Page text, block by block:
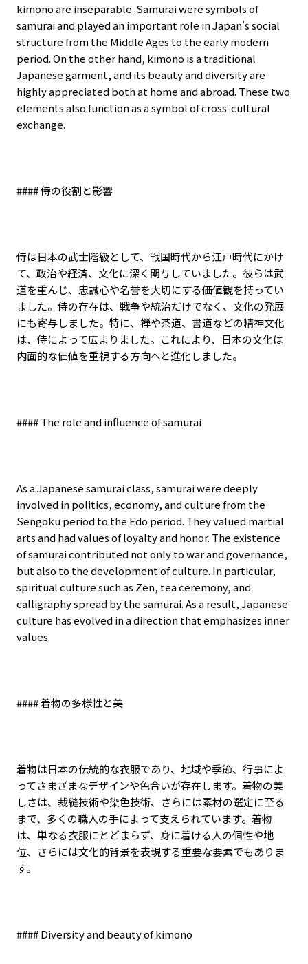
kimono are inseparable. Samurai were symbols of
samurai and played an important role in Japan's social
structure from the Middle Ages to the early modern
period. On the other hand, kimono is a traditional
Japanese garment, and its beauty and diversity are
highly appreciated both at home and abroad. These two
elements also function as a symbol of cross-cultural
exchange.
####侍の役割と影響
侍は日本の武士階級として、戦国時代から江戸時代にかけ
て、政治や経済、文化に深く関与していました。彼らは武
道を重んじ、忠誠心や名誉を大切にする価値観を持ってい
ました。侍の存在は、戦争や統治だけでなく、文化の発展
にも寄与しました。特に、禅や茶道、書道などの精神文化
は、侍によって広まりました。これにより、日本の文化は
内面的な価値を重視する方向へと進化しました。
#### The role and influence of samurai
As a Japanese samurai class, samurai were deeply
involved in politics, economy, and culture from the
Sengoku period to the Edo period. They valued martial
arts and had values of loyalty and honor. The existence
of samurai contributed not only to war and governance,
but also to the development of culture. In particular,
spiritual culture such as Zen, tea ceremony, and
calligraphy spread by the samurai. As a result, Japanese
culture has evolved in a direction that emphasizes inner
values.
####着物の多様性と美
着物は日本の伝統的な衣服であり、地域や季節、行事によ
ってさまざまなデザインや色合いが存在します。着物の美
しさは、裁縫技術や染色技術、さらには素材の選定に至る
まで、多くの職人の手によって支えられています。着物
は、単なる衣服にとどまらず、身に着ける人の個性や地
位、さらには文化的背景を表現する重要な要素でもありま
す。
#### Diversity and beauty of kimono